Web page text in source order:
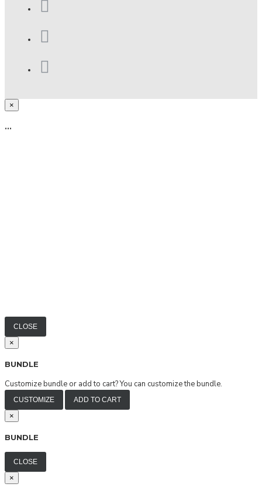
×
...
CLOSE
×
BUNDLE
Customize bundle or add to cart?You can customize the bundle.
CUSTOMIZE ADD TO CART
×
BUNDLE
CLOSE
×